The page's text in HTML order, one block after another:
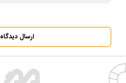
ارسال دیدگاه